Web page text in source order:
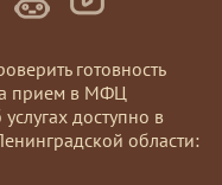
готовность
прием в МФЦ
доступно в
области: